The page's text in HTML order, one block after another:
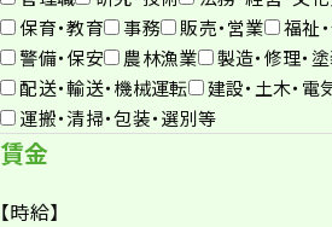
保育・教育
事務 販売・営業 福祉
警備・保安
農林漁業
製造・修理・
配送・輸送・機械運転
建設・土木・電
運搬・清掃・包装・選別等
賃金
【時給】